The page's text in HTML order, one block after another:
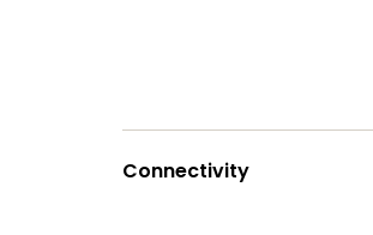
Connectivity